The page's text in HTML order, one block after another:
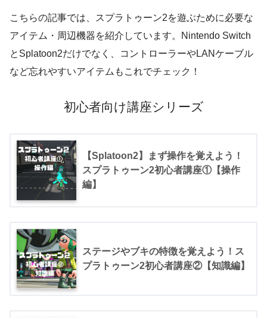
こちらの記事では、スプラトゥーン2を遊ぶために必要な
アイテム・周辺機器を紹介しています。Nintendo Switch
とSplatoon2だけでなく、コントローラーやLANケーブル
など忘れやすいアイテムもこれでチェック！
初心者向け講座シリーズ
【Splatoon2】まず操作を覚えよう！
スプラトゥーン2初心者講座①【操作
編】
ステージやブキの特徴を覚えよう！ス
プラトゥーン2初心者講座②【知識編】